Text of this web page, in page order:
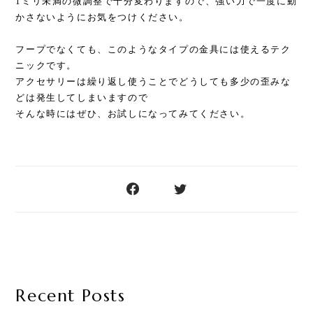
かさないようにお気をつけください。
フープでなくても、このようなタイプの金具には使えるテク
ニックです。
アクセサリーは繰り返し使うことでどうしても多少の歪みな
どは発生してしまいますので
そんな時にはぜひ、お試しになってみてください。
Recent Posts